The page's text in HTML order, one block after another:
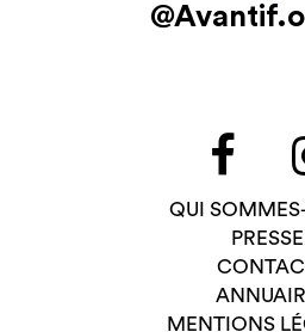
QUI
PRESSE
MENTIONS